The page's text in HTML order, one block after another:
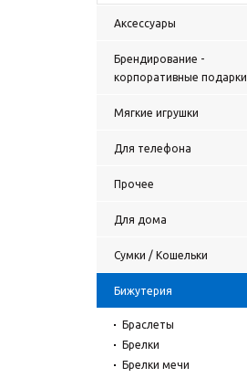
Аксессуары
Брендирование -
корпоративные подарки
Мягкие игрушки
Для телефона
Прочее
Для дома
Сумки / Кошельки
Бижутерия
Браслеты
Брелки
Брелки мечи